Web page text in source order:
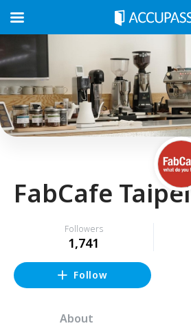
FabCafe Taipei
Followers
1,741
Follow
About